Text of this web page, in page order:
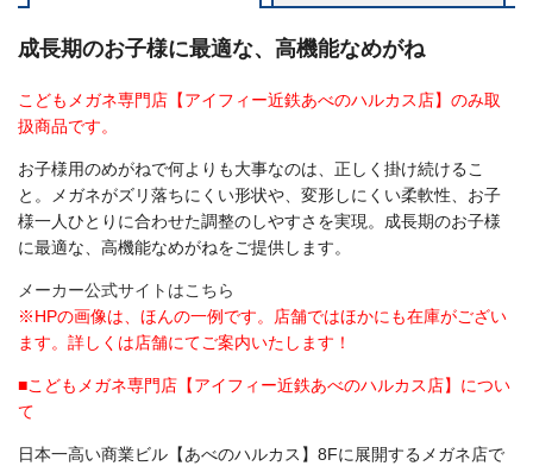
成長期のお子様に最適な、高機能なめがね
こどもメガネ専門店【アイフィー近鉄あべのハルカス店】のみ取
扱商品です。
お子様用のめがねで何よりも大事なのは、正しく掛け続けるこ
と。メガネがズリ落ちにくい形状や、変形しにくい柔軟性、お子
様一人ひとりに合わせた調整のしやすさを実現。成長期のお子様
に最適な、高機能なめがねをご提供します。
メーカー公式サイトはこちら
※HPの画像は、ほんの一例です。店舗ではほかにも在庫がござい
ます。詳しくは店舗にてご案内いたします！
■こどもメガネ専門店【アイフィー近鉄あべのハルカス店】につい
て
日本一高い商業ビル【あべのハルカス】8Fに展開するメガネ店で